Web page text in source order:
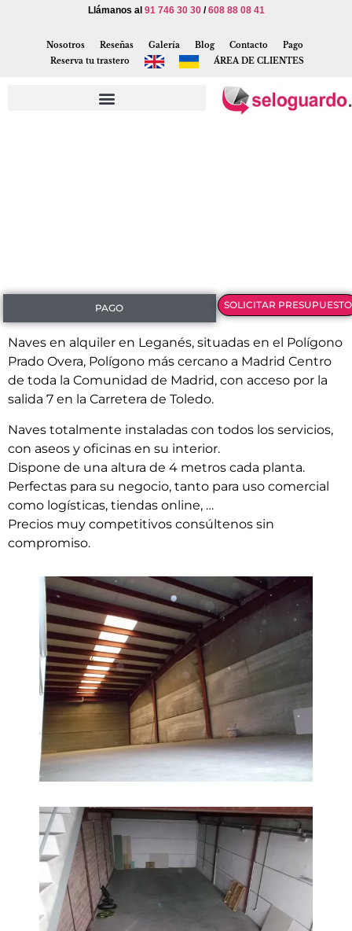
Llámanos al 91 746 30 30/608 88 08 41
Nosotros Reseñas Galería Blog Contacto
Pago
Reserva tu trastero
ÁREA DE CLIENTES
PAGO SOLICITAR PRESUPUESTO
Naves en alquiler en Leganés, situadas en el Polígono
Prado Overa, Polígono más cercano a Madrid Centro
de toda la Comunidad de Madrid, con acceso por la
salida 7 en la Carretera de Toledo.
Naves totalmente instaladas con todos los servicios,
con aseos y oficinas en su interior.
Dispone de una altura de 4 metros cada planta.
Perfectas para su negocio, tanto para uso comercial
como logísticas, tiendas online, …
Precios muy competitivos consúltenos sin
compromiso.